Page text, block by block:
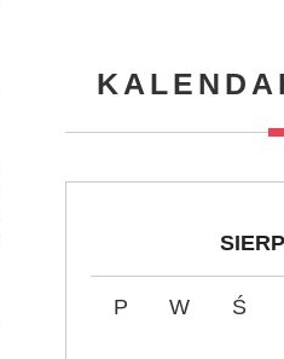
P W Ś